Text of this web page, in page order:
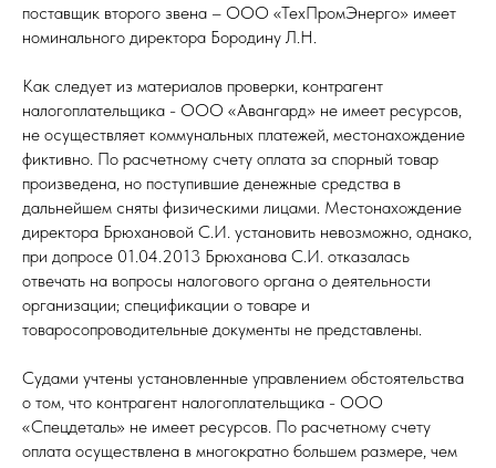
поставщик второго звена – ООО «ТехПромЭнерго» имеет
номинального директора Бородину Л.Н.
Как следует из материалов проверки, контрагент
налогоплательщика - ООО «Авангард» не имеет ресурсов,
не осуществляет коммунальных платежей, местонахождение
фиктивно. По расчетному счету оплата за спорный товар
произведена, но поступившие денежные средства в
дальнейшем сняты физическими лицами. Местонахождение
директора Брюхановой С.И. установить невозможно, однако,
при допросе 01.04.2013 Брюханова С.И. отказалась
отвечать на вопросы налогового органа о деятельности
организации; спецификации о товаре и
товаросопроводительные документы не представлены.
Судами учтены установленные управлением обстоятельства
о том, что контрагент налогоплательщика - ООО
«Спецдеталь» не имеет ресурсов. По расчетному счету
оплата осуществлена в многократно большем размере, чем